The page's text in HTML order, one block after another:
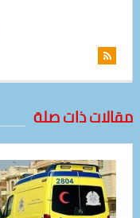
مقالات ذات صلة